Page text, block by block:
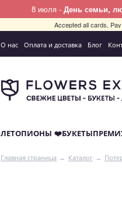
8 июля - День семьи,
Accepted all cards,
О нас Оплата и доставка Блог
ЛЕТОПИОНЫ ❤️БУКЕТЫ
Главная страница Каталог